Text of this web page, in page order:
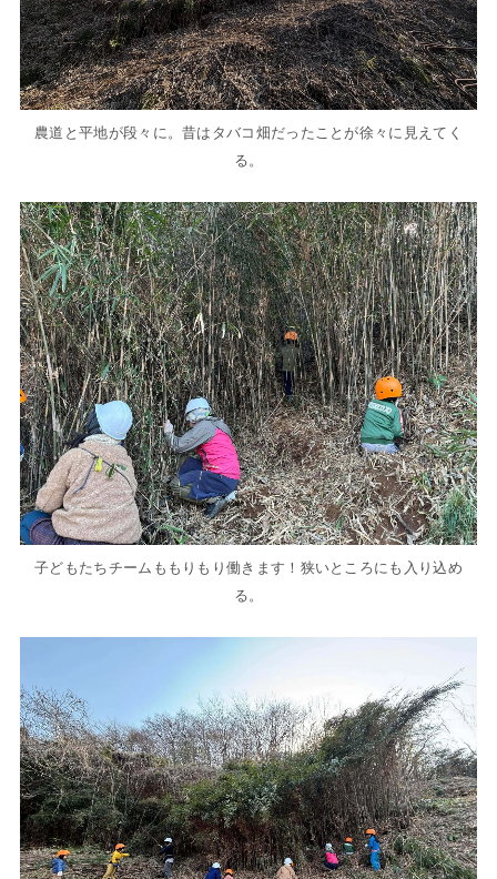
農道と平地が段々に。昔はタバコ畑だったことが徐々に見えてく
る。
子どもたちチームももりもり働きます！狭いところにも入り込め
る。